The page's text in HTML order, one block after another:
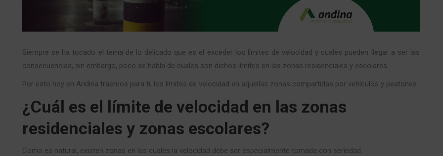
Siempre se ha tocado el tema de lo delicado que es el exceder los límites de velocidad y cuales pueden llegar a ser las
consecuencias, sin embargo, poco se habla de cuales son dichos límites en las zonas residenciales y escolares.
Por esto hoy en Andina traemos para ti, los límites de velocidad en aquellas zonas compartidas por vehículos y peatones.
¿Cuál es el límite de velocidad en las zonas
residenciales y zonas escolares?
Como es natural, existen zonas en las cuales la velocidad debe ser especialmente tomada con seriedad.